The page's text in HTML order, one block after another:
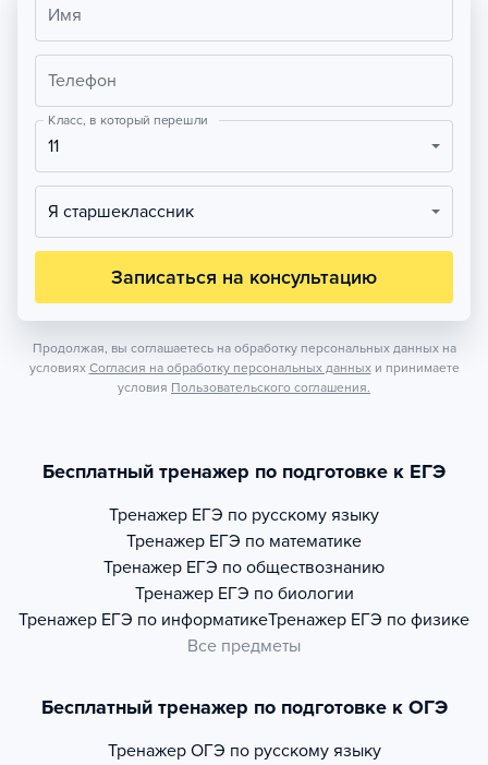
Имя
Телефон
Класс, в который перешли
11
Я старшеклассник
Записаться на консультацию
Продолжая, вы соглашаетесь на обработку персональных данных на
условиях Согласия на обработку персональных данных и принимаете
условия Пользовательского соглашения.
Бесплатный тренажер по подготовке к ЕГЭ
Тренажер ЕГЭ по русскому языку
Тренажер ЕГЭ по математике
Тренажер ЕГЭ по обществознанию
Тренажер ЕГЭ по биологии
Тренажер ЕГЭ по информатикеТренажер ЕГЭ по физике
Все предметы
Бесплатный тренажер по подготовке к ОГЭ
Тренажер ОГЭ по русскому языку